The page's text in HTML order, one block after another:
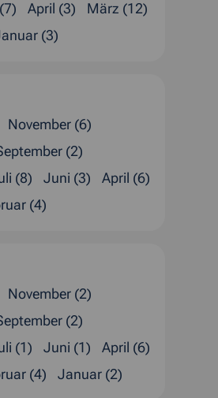
April (3)
März (12)
(3)
November (6)
(2)
(8) Juni (3)
April (6)
(4)
November (2)
(2)
(1) Juni (1)
April (6)
(4) Januar (2)